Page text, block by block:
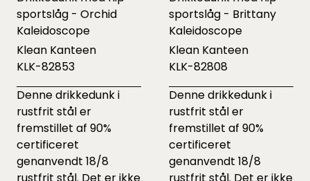
sportslåg - Orchid
Kaleidoscope
Klean Kanteen
KLK-82853
Denne drikkedunk i
rustfrit stål er
fremstillet af 90%
certificeret
genanvendt 18/8
rustfrit stål. Det er ikke
sportslåg - Brittany
Kaleidoscope
Klean Kanteen
KLK-82808
Denne drikkedunk i
rustfrit stål er
fremstillet af 90%
certificeret
genanvendt 18/8
rustfrit stål. Det er ikke